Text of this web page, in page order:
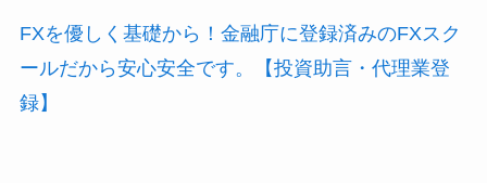
FXを優しく基礎から！金融庁に登録済みのFXスク
ールだから安心安全です。【投資助言・代理業登
録】